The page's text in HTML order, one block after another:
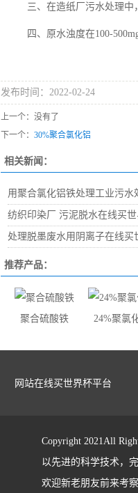
三、在造纸厂污水处理中
四、原水浊度在100-
发布时间：2022-02-24
上一个：没有了
下一个： 30%聚合氯化铝
相关新闻：
用聚合氯化铝铁处理工业污水
纺织印染厂 污泥脱水在线买
处理脱墨废水用阴离子在线
推荐产品：
聚合硫酸铁 24%聚氯
网站在线买世界杯平台
Copyright 2021All
以先进的科学技术，
欢迎新老朋友前来考